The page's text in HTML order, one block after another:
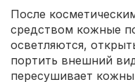
После
средством кожные
осветляются,
портить внешний
пересушивает